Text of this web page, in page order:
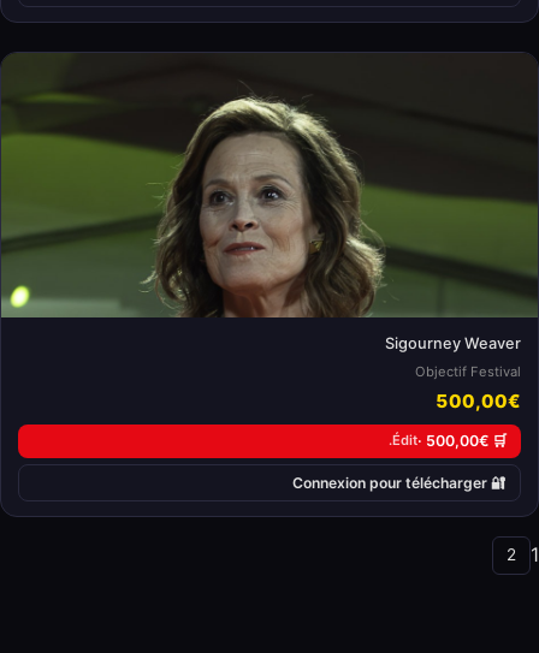
Sigourney Weaver
Objectif Festival
500,00€
🛒 500,00€ ·
Édit.
🔐 Connexion pour télécharger
1
2